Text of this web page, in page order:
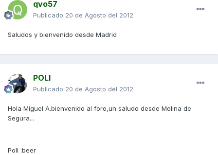
qvo57
Publicado 20 de Agosto del 2012
Saludos y bienvenido desde Madrid
POLI
Publicado 20 de Agosto del 2012
Hola Miguel A.bienvenido al foro,un saludo desde Molina de
Segura...
Poli :beer